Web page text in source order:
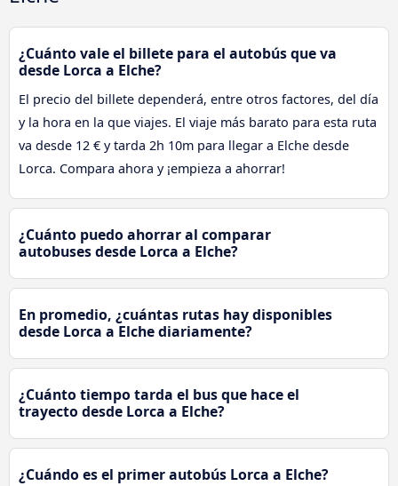
¿Cuánto vale el billete para el autobús que va
desde Lorca a Elche?
El precio del billete dependerá, entre otros factores, del día
y la hora en la que viajes. El viaje más barato para esta ruta
va desde 12 € y tarda 2h 10m para llegar a Elche desde
Lorca. Compara ahora y ¡empieza a ahorrar!
¿Cuánto puedo ahorrar al comparar
autobuses desde Lorca a Elche?
En promedio, ¿cuántas rutas hay disponibles
desde Lorca a Elche diariamente?
¿Cuánto tiempo tarda el bus que hace el
trayecto desde Lorca a Elche?
¿Cuándo es el primer autobús Lorca a Elche?